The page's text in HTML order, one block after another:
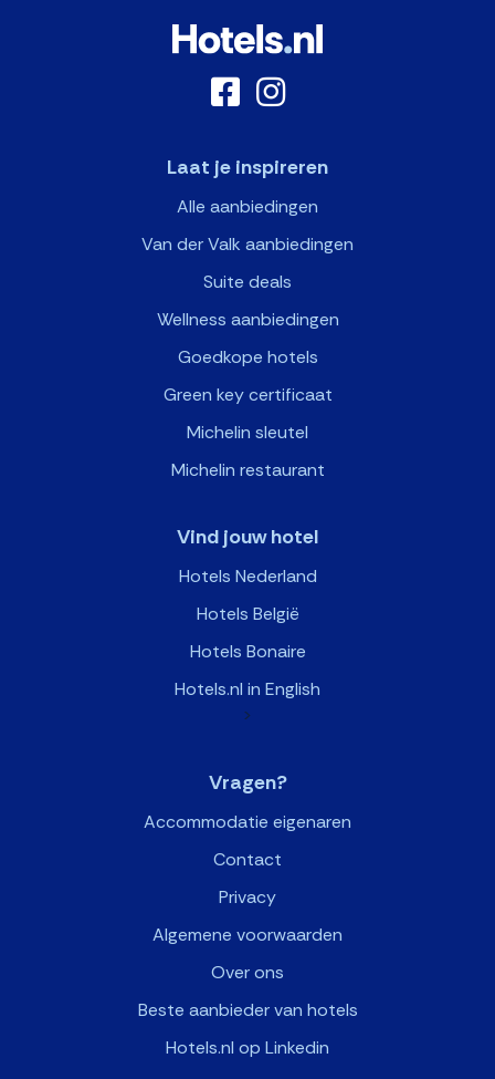
Laat je inspireren
Alle aanbiedingen
Van der Valk aanbiedingen
Suite deals
Wellness aanbiedingen
Goedkope hotels
Green key certificaat
Michelin sleutel
Michelin restaurant
Vind jouw hotel
Hotels Nederland
Hotels België
Hotels Bonaire
Hotels.nl in English
>
Vragen?
Accommodatie eigenaren
Contact
Privacy
Algemene voorwaarden
Over ons
Beste aanbieder van hotels
Hotels.nl op Linkedin